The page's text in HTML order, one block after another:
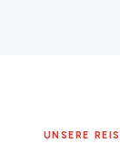
UNSERE